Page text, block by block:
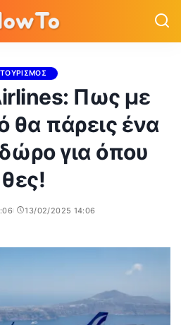
ΤΟΥΡΙΣΜΟΣ
Πως με
θα πάρεις ένα
δώρο για όπου
θες!
13/02/2025 14:06